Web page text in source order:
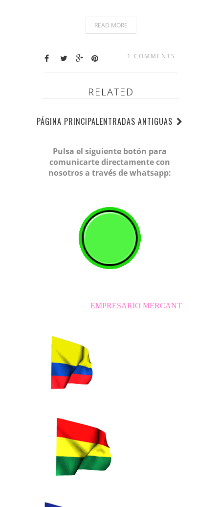
READ MORE
1 COMMENTS
RELATED
ENTRADAS ANTIGUAS
PÁGINA PRINCIPAL
Pulsa el siguiente botón para
comunicarte directamente con
nosotros a través de whatsapp:
EMPRESARIO MERCANTIL INDEPENDIENTE